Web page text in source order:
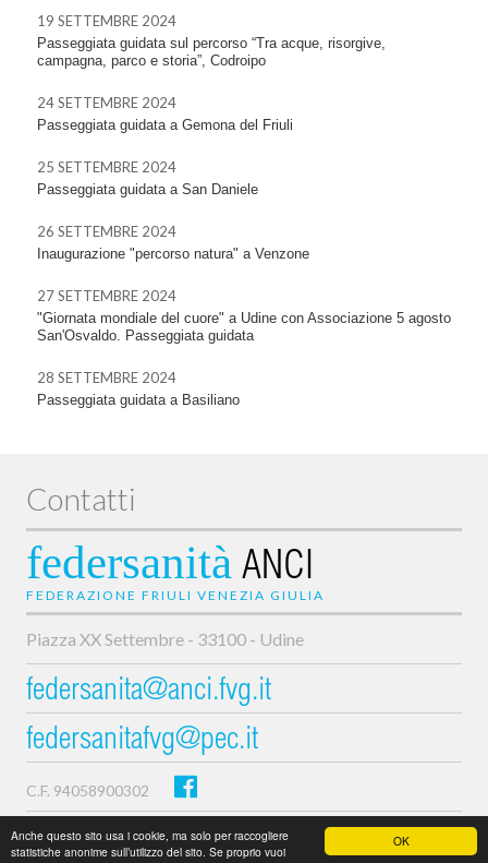
OK
Anche questo sito usa i cookie, ma solo per raccogliere
statistiche anonime sull’utilizzo del sito. Se proprio vuoi
19 SETTEMBRE 2024
Passeggiata guidata sul percorso “Tra acque, risorgive,
campagna, parco e storia”, Codroipo
24 SETTEMBRE 2024
Passeggiata guidata a Gemona del Friuli
25 SETTEMBRE 2024
Passeggiata guidata a San Daniele
26 SETTEMBRE 2024
Inaugurazione "percorso natura" a Venzone
27 SETTEMBRE 2024
"Giornata mondiale del cuore" a Udine con Associazione 5 agosto
San'Osvaldo. Passeggiata guidata
28 SETTEMBRE 2024
Passeggiata guidata a Basiliano
Contatti
federsanità ANCI
FEDERAZIONE FRIULI VENEZIA GIULIA
Piazza XX Settembre - 33100 - Udine
federsanita@anci.fvg.it
federsanitafvg@pec.it
C.F. 94058900302
Privacy e cookie policy